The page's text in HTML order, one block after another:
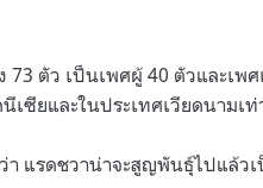
ตัว เป็นเพศผู้ 40 ตัวและเพ
เซียและในประเทศเวียดนามเ
า แรดชวาน่าจะสูญพันธุ์ไปแล้ว